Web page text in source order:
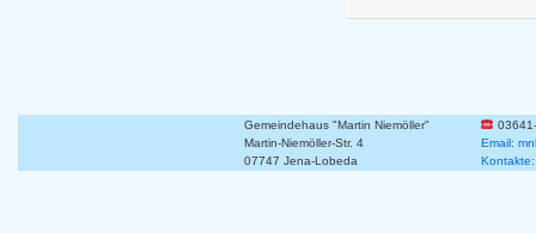
Gemeindehaus "Martin Niemöller"
Martin-Niemöller-Str. 4
Email:
07747 Jena-Lobeda